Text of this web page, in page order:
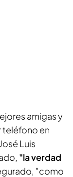
amigas y
teléfono en
Luis
"la verdad
"como